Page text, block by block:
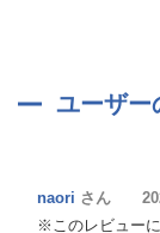
ユーザー
naori さん
※このレビュー